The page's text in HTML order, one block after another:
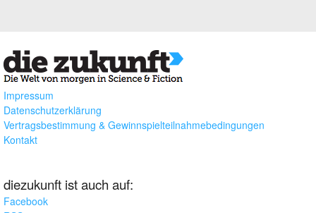
Impressum
Datenschutzerklärung
Vertragsbestimmung & Gewinnspielteilnahmebedingungen
Kontakt
diezukunft ist auch auf:
Facebook